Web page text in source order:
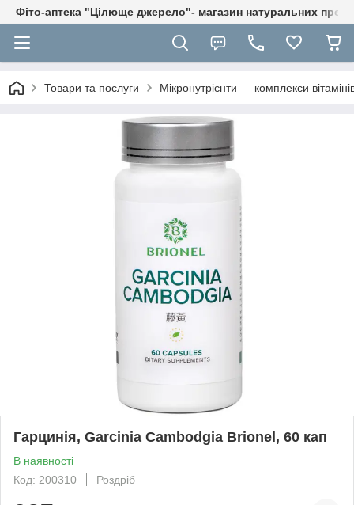
Фіто-аптека "Цілюще джерело"- магазин натуральних
Товари та послуги Мікронутрієнти — комплекси
Гарцинія, Garcinia Cambodgia Brionel, 60 кап
В наявності
Код: 200310
Роздріб